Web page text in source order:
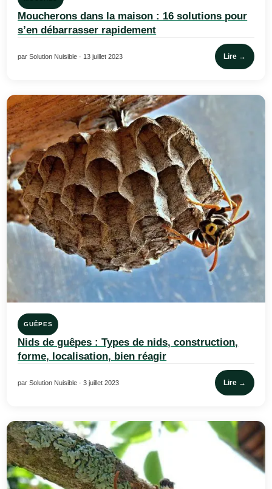
Moucherons dans la maison : 16 solutions pour
s’en débarrasser rapidement
par Solution Nuisible · 13 juillet 2023 Lire →
GUÊPES
Nids de guêpes : Types de nids, construction,
forme, localisation, bien réagir
par Solution Nuisible · 3 juillet 2023 Lire →